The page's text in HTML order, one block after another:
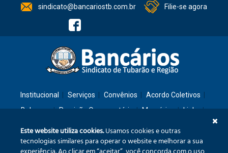
sindicato@bancariostb.com.br Filie-se agora
Institucional Serviços Convênios
Acordo Coletivos
Balanços
Previsão Orçamentária Memórias
Links
Este website utiliza cookies.Usamos cookies e outras
tecnologias similares para operar o website e melhorar a sua